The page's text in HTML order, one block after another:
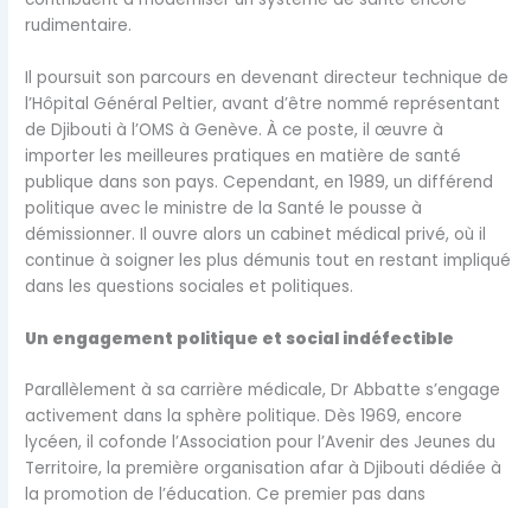
rudimentaire.
Il poursuit son parcours en devenant directeur technique de
l’Hôpital Général Peltier, avant d’être nommé représentant
de Djibouti à l’OMS à Genève. À ce poste, il œuvre à
importer les meilleures pratiques en matière de santé
publique dans son pays. Cependant, en 1989, un différend
politique avec le ministre de la Santé le pousse à
démissionner. Il ouvre alors un cabinet médical privé, où il
continue à soigner les plus démunis tout en restant impliqué
dans les questions sociales et politiques.
Un engagement politique et social indéfectible
Parallèlement à sa carrière médicale, Dr Abbatte s’engage
activement dans la sphère politique. Dès 1969, encore
lycéen, il cofonde l’Association pour l’Avenir des Jeunes du
Territoire, la première organisation afar à Djibouti dédiée à
la promotion de l’éducation. Ce premier pas dans